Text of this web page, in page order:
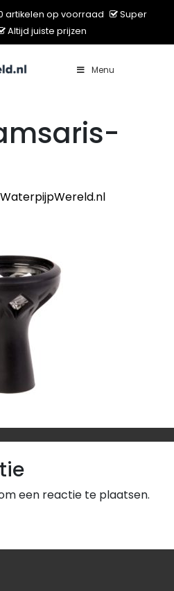
artikelen op voorraad
Super
Altijd juiste prijzen
Menu
WaterpijpWereld.nl
een reactie te plaatsen.